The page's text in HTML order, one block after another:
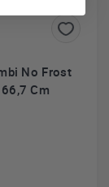
No Frost
Cm